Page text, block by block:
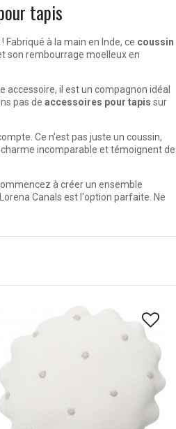
tapis
à la main en Inde, ce coussin
son rembourrage moelleux en
accessoire, il est un compagnon idéal
pas de accessoires pour tapis sur
Ce n’est pas juste un coussin,
incomparable et témoignent de
à créer un ensemble
Canals est l'option parfaite. Ne